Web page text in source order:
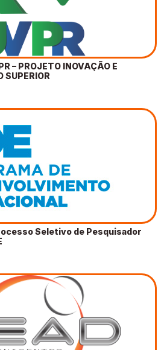
– PROJETO INOVAÇÃO E
SUPERIOR
Seletivo de Pesquisador